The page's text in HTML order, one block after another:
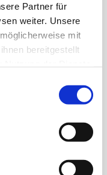
Partner für
weiter. Unsere
mit
bereitgestellt
gesetzt.
möchten einem
Sie begehren
eine Abmahnung